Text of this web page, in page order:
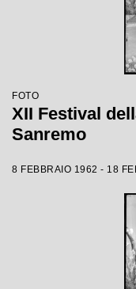
FOTO
XII Festival
Sanremo
8 FEBBRAIO 1962 - 18